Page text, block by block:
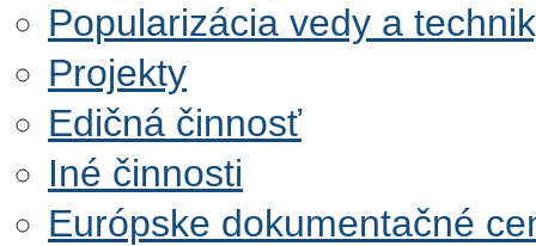
Popularizácia vedy a
Projekty
Edičná činnosť
Iné činnosti
Európske dokumentačné